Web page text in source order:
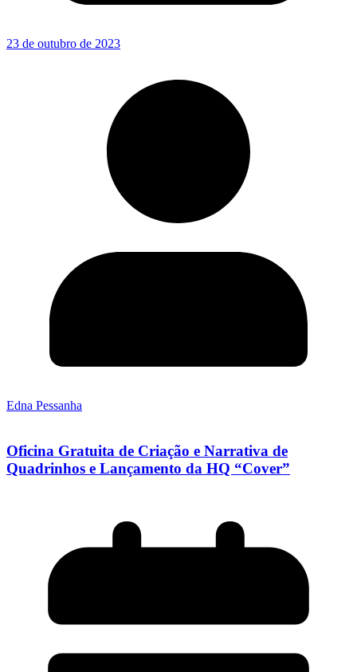
23 de outubro de 2023
Edna Pessanha
Oficina Gratuita de Criação e Narrativa de
Quadrinhos e Lançamento da HQ “Cover”